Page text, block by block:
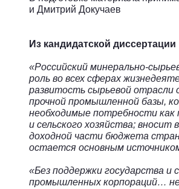
и Дмитрий Докучаев
Из кандидатской
«Российский минерально-
роль во всех сферах
развитость сырьевой
прочной промышленной базы,
необходимые потребности
и сельского хозяйства;
доходной части бюджета
остается основным
«Без поддержки государства и
промышленных корпораций…